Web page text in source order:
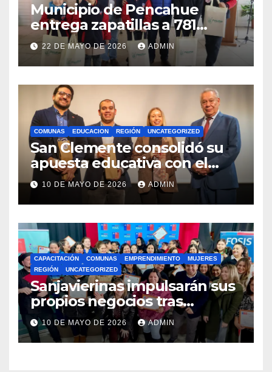
Municipio de Pencahue
entrega zapatillas a 781
estudiantes con recursos del
Royalty Minero
22 DE MAYO DE 2026 ADMIN
COMUNAS EDUCACION REGIÓN UNCATEGORIZED
San Clemente consolidó su
apuesta educativa con el
lanzamiento del
Preuniversitario Brotes 2026
10 DE MAYO DE 2026 ADMIN
CAPACITACIÓN COMUNAS EMPRENDIMIENTO
MUJERES
REGIÓN
UNCATEGORIZED
Sanjavierinas impulsarán sus
propios negocios tras
capacitarse junto al FOSIS
10 DE MAYO DE 2026 ADMIN